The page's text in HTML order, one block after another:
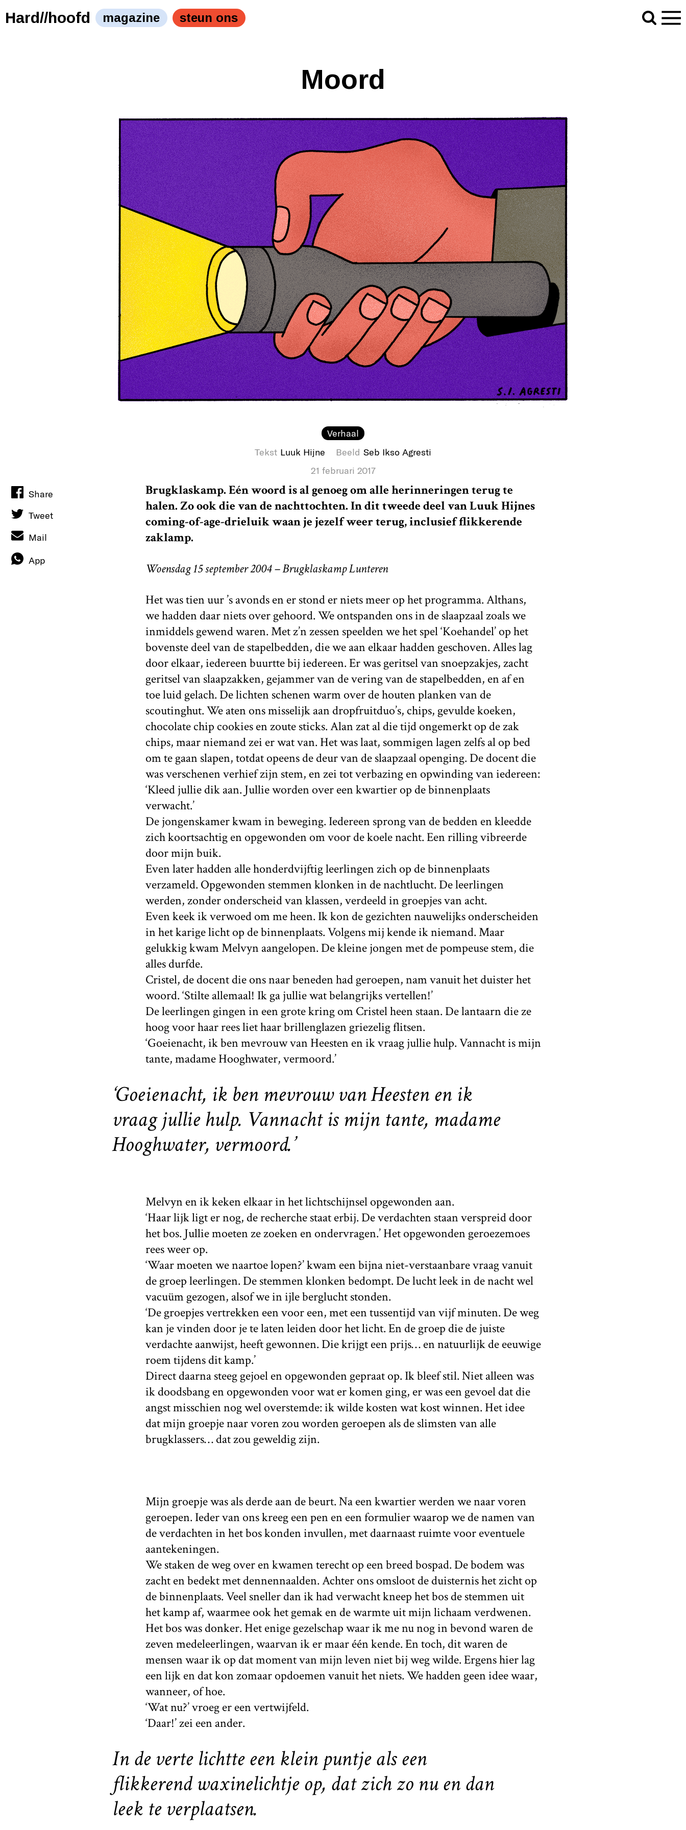
Hard//hoofd magazine steun ons
Moord
Verhaal
Tekst Luuk Hijne Beeld Seb Ikso Agresti
21 februari 2017
Brugklaskamp. Eén woord is al genoeg om alle herinneringen terug te
halen. Zo ook die van de nachttochten. In dit tweede deel van Luuk Hijnes
coming-of-age-drieluik waan je jezelf weer terug, inclusief flikkerende
zaklamp.
Woensdag 15 september 2004 – Brugklaskamp Lunteren
Het was tien uur ’s avonds en er stond er niets meer op het programma. Althans,
we hadden daar niets over gehoord. We ontspanden ons in de slaapzaal zoals we
inmiddels gewend waren. Met z’n zessen speelden we het spel ‘Koehandel’ op het
bovenste deel van de stapelbedden, die we aan elkaar hadden geschoven. Alles lag
door elkaar, iedereen buurtte bij iedereen. Er was geritsel van snoepzakjes, zacht
geritsel van slaapzakken, gejammer van de vering van de stapelbedden, en af en
toe luid gelach. De lichten schenen warm over de houten planken van de
scoutinghut. We aten ons misselijk aan dropfruitduo’s, chips, gevulde koeken,
chocolate chip cookies en zoute sticks. Alan zat al die tijd ongemerkt op de zak
chips, maar niemand zei er wat van. Het was laat, sommigen lagen zelfs al op bed
om te gaan slapen, totdat opeens de deur van de slaapzaal openging. De docent die
was verschenen verhief zijn stem, en zei tot verbazing en opwinding van iedereen:
‘Kleed jullie dik aan. Jullie worden over een kwartier op de binnenplaats
verwacht.’
De jongenskamer kwam in beweging. Iedereen sprong van de bedden en kleedde
zich koortsachtig en opgewonden om voor de koele nacht. Een rilling vibreerde
door mijn buik.
Even later hadden alle honderdvijftig leerlingen zich op de binnenplaats
verzameld. Opgewonden stemmen klonken in de nachtlucht. De leerlingen
werden, zonder onderscheid van klassen, verdeeld in groepjes van acht.
Even keek ik verwoed om me heen. Ik kon de gezichten nauwelijks onderscheiden
in het karige licht op de binnenplaats. Volgens mij kende ik niemand. Maar
gelukkig kwam Melvyn aangelopen. De kleine jongen met de pompeuse stem, die
alles durfde.
Cristel, de docent die ons naar beneden had geroepen, nam vanuit het duister het
woord. ‘Stilte allemaal! Ik ga jullie wat belangrijks vertellen!’
De leerlingen gingen in een grote kring om Cristel heen staan. De lantaarn die ze
hoog voor haar rees liet haar brillenglazen griezelig flitsen.
‘Goeienacht, ik ben mevrouw van Heesten en ik vraag jullie hulp. Vannacht is mijn
tante, madame Hooghwater, vermoord.’
‘Goeienacht, ik ben mevrouw van Heesten en ik
vraag jullie hulp. Vannacht is mijn tante, madame
Hooghwater, vermoord.’
Melvyn en ik keken elkaar in het lichtschijnsel opgewonden aan.
‘Haar lijk ligt er nog, de recherche staat erbij. De verdachten staan verspreid door
het bos. Jullie moeten ze zoeken en ondervragen.’ Het opgewonden geroezemoes
rees weer op.
‘Waar moeten we naartoe lopen?’ kwam een bijna niet-verstaanbare vraag vanuit
de groep leerlingen. De stemmen klonken bedompt. De lucht leek in de nacht wel
vacuüm gezogen, alsof we in ijle berglucht stonden.
‘De groepjes vertrekken een voor een, met een tussentijd van vijf minuten. De weg
kan je vinden door je te laten leiden door het licht. En de groep die de juiste
verdachte aanwijst, heeft gewonnen. Die krijgt een prijs… en natuurlijk de eeuwige
roem tijdens dit kamp.’
Direct daarna steeg gejoel en opgewonden gepraat op. Ik bleef stil. Niet alleen was
ik doodsbang en opgewonden voor wat er komen ging, er was een gevoel dat die
angst misschien nog wel overstemde: ik wilde kosten wat kost winnen. Het idee
dat mijn groepje naar voren zou worden geroepen als de slimsten van alle
brugklassers… dat zou geweldig zijn.
Mijn groepje was als derde aan de beurt. Na een kwartier werden we naar voren
geroepen. Ieder van ons kreeg een pen en een formulier waarop we de namen van
de verdachten in het bos konden invullen, met daarnaast ruimte voor eventuele
aantekeningen.
We staken de weg over en kwamen terecht op een breed bospad. De bodem was
zacht en bedekt met dennennaalden. Achter ons omsloot de duisternis het zicht op
de binnenplaats. Veel sneller dan ik had verwacht kneep het bos de stemmen uit
het kamp af, waarmee ook het gemak en de warmte uit mijn lichaam verdwenen.
Het bos was donker. Het enige gezelschap waar ik me nu nog in bevond waren de
zeven medeleerlingen, waarvan ik er maar één kende. En toch, dit waren de
mensen waar ik op dat moment van mijn leven niet bij weg wilde. Ergens hier lag
een lijk en dat kon zomaar opdoemen vanuit het niets. We hadden geen idee waar,
wanneer, of hoe.
‘Wat nu?’ vroeg er een vertwijfeld.
‘Daar!’ zei een ander.
In de verte lichtte een klein puntje als een
flikkerend waxinelichtje op, dat zich zo nu en dan
leek te verplaatsen.
Share
Tweet
Mail
App